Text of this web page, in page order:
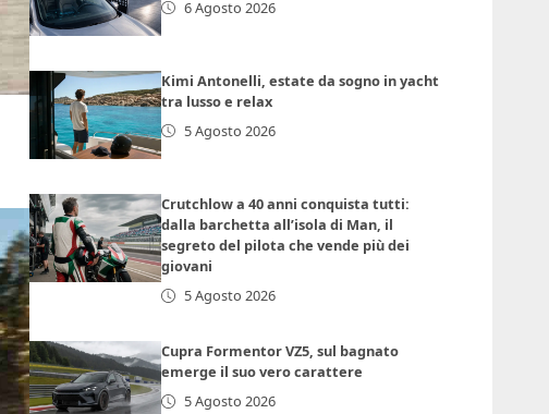
6 Agosto 2026
Kimi Antonelli, estate da sogno in yacht
tra lusso e relax
5 Agosto 2026
Crutchlow a 40 anni conquista tutti:
dalla barchetta all’isola di Man, il
segreto del pilota che vende più dei
giovani
5 Agosto 2026
Cupra Formentor VZ5, sul bagnato
emerge il suo vero carattere
5 Agosto 2026